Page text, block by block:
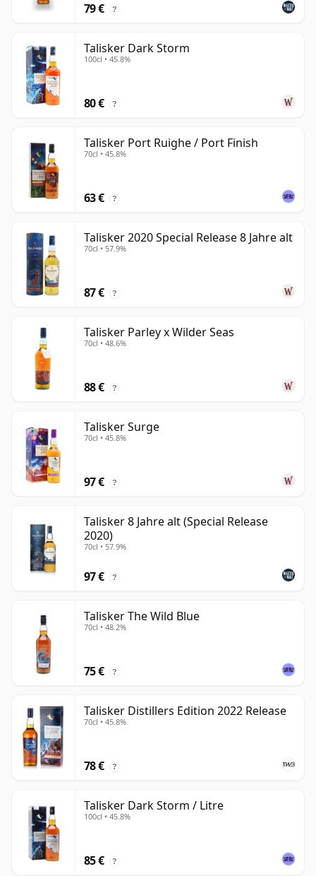
79 € ?
Talisker Dark Storm
100cl • 45.8%
80 € ?
Talisker Port Ruighe / Port Finish
70cl • 45.8%
63 € ?
Talisker 2020 Special Release 8 Jahre alt
70cl • 57.9%
87 € ?
Talisker Parley x Wilder Seas
70cl • 48.6%
88 € ?
Talisker Surge
70cl • 45.8%
97 € ?
Talisker 8 Jahre alt (Special Release
2020)
70cl • 57.9%
97 € ?
Talisker The Wild Blue
70cl • 48.2%
75 € ?
Talisker Distillers Edition 2022 Release
70cl • 45.8%
78 € ?
Talisker Dark Storm / Litre
100cl • 45.8%
85 € ?